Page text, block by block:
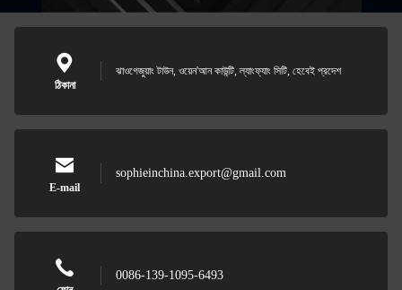
ঠিকানা
ঝাওগেজুয়াং টাউন, ওয়েন'আন কাউন্টি, ল্যাংফ্যাং সিটি, হেবেই প্রদেশ
E-mail
sophieinchina.export@gmail.com
0086-139-1095-6493